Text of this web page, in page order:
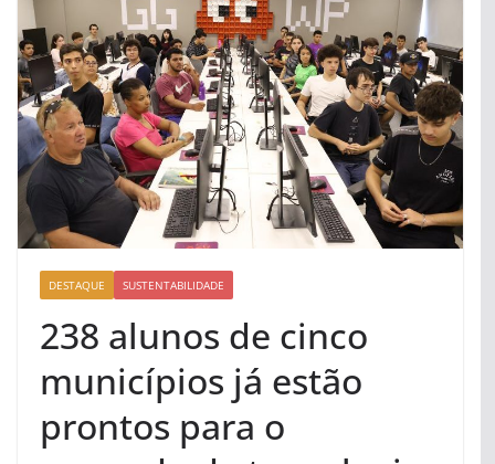
DESTAQUE SUSTENTABILIDADE
238 alunos de cinco
municípios já estão
prontos para o